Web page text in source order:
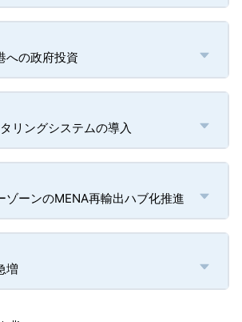
への政府投資
リングシステムの導入
ゾーンのMENA再輸出ハブ化推進
増